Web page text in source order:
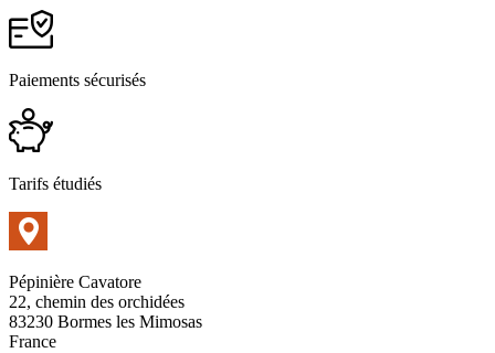
Paiements sécurisés
Tarifs étudiés
Pépinière Cavatore
22, chemin des orchidées
83230 Bormes les Mimosas
France